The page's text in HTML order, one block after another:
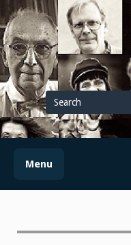
Skip
to
content
Search
for
Menu